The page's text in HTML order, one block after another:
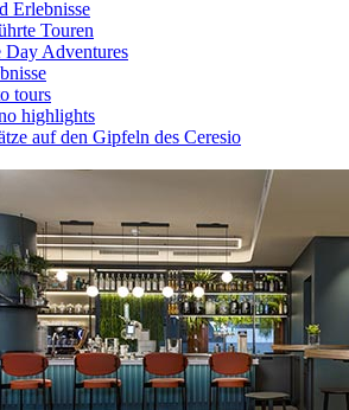
Erlebnisse
Touren
Day Adventures
tours
highlights
auf den Gipfeln des Ceresio